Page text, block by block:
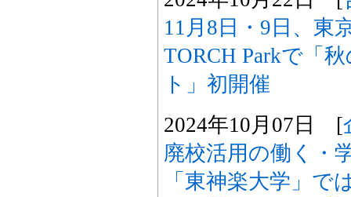
11月8日・9日、東
TORCH Parkで「
ト」初開催
2024年10月07日 [
廃校活用の働く・
「東神楽大学」で